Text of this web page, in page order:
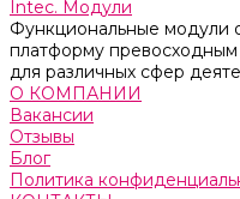
Intec. Модули
Функциональные модули
платформу
для различных сфер
О КОМПАНИИ
Вакансии
Отзывы
Блог
Политика